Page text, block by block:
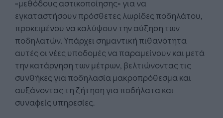
«μεθόδους αστικοποίησης» για να
εγκαταστήσουν πρόσθετες λωρίδες ποδηλάτου,
προκειμένου να καλύψουν την αύξηση των
ποδηλατών. Υπάρχει σημαντική πιθανότητα
αυτές οι νέες υποδομές να παραμείνουν και μετά
την κατάργηση των μέτρων, βελτιώνοντας τις
συνθήκες για ποδηλασία μακροπρόθεσμα και
αυξάνοντας τη ζήτηση για ποδήλατα και
συναφείς υπηρεσίες.